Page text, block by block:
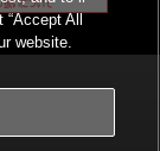
All
website.